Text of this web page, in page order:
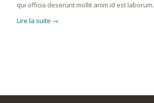
qui officia deserunt mollit anim id est laborum.
Lire la suite →